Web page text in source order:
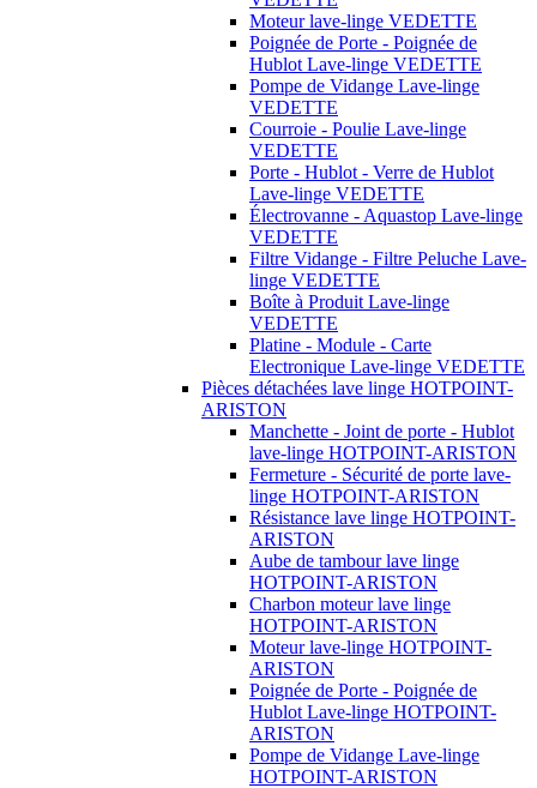
Moteur lave-linge VEDETTE
Poignée de Porte - Poignée de
Hublot Lave-linge VEDETTE
Pompe de Vidange Lave-linge
VEDETTE
Courroie - Poulie Lave-linge
VEDETTE
Porte - Hublot - Verre de Hublot
Lave-linge VEDETTE
Électrovanne - Aquastop Lave-linge
VEDETTE
Filtre Vidange - Filtre Peluche Lave-
linge VEDETTE
Boîte à Produit Lave-linge
VEDETTE
Platine - Module - Carte
Electronique Lave-linge VEDETTE
Pièces détachées lave linge HOTPOINT-
ARISTON
Manchette - Joint de porte - Hublot
lave-linge HOTPOINT-ARISTON
Fermeture - Sécurité de porte lave-
linge HOTPOINT-ARISTON
Résistance lave linge HOTPOINT-
ARISTON
Aube de tambour lave linge
HOTPOINT-ARISTON
Charbon moteur lave linge
HOTPOINT-ARISTON
Moteur lave-linge HOTPOINT-
ARISTON
Poignée de Porte - Poignée de
Hublot Lave-linge HOTPOINT-
ARISTON
Pompe de Vidange Lave-linge
HOTPOINT-ARISTON